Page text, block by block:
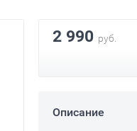
2 990 руб.
Описание